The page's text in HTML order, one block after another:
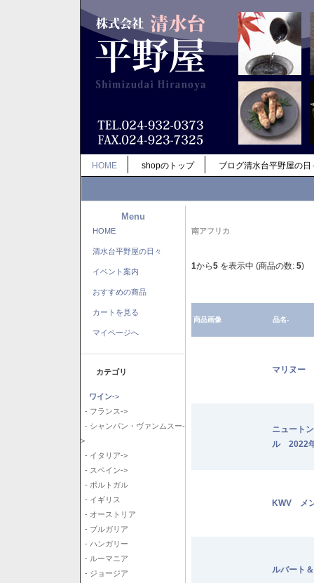
HOME shopのトップ ブログ清水台平野屋の日
Menu
HOME
清水台平野屋の日々
イベント案内
おすすめの商品
カートを見る
マイページへ
カテゴリ
ワイン->
- フランス->
- シャンパン・ヴァンムスー-
>
- イタリア->
- スペイン->
- ポルトガル
- イギリス
- オーストリア
- ブルガリア
- ハンガリー
- ルーマニア
- ジョージア
南アフリカ
1から5 を表示中 (商品の数: 5)
商品画像 品名-
マリヌー
ニュート
ル 2022
KWV メ
ルバート